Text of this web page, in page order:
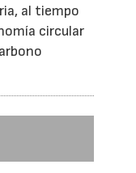
al tiempo
circular